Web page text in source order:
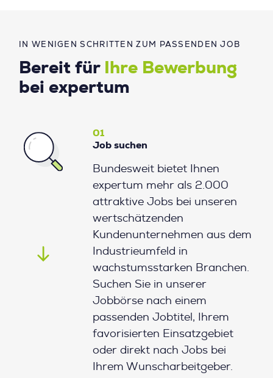
IN WENIGEN SCHRITTEN ZUM PASSENDEN JOB
Bereit für
Ihre Bewerbung
bei expertum
01
Job suchen
Bundesweit bietet Ihnen
expertum mehr als 2.000
attraktive Jobs bei unseren
wertschätzenden
Kundenunternehmen aus dem
Industrieumfeld in
wachstumsstarken Branchen.
Suchen Sie in unserer
Jobbörse nach einem
passenden Jobtitel, Ihrem
favorisierten Einsatzgebiet
oder direkt nach Jobs bei
Ihrem Wunscharbeitgeber.